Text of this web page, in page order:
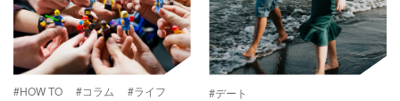
#HOW TO #コラム #ライフ #デート